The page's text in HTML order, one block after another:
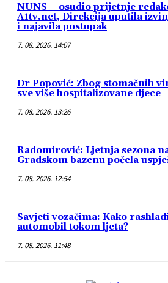
NUNS – osudio prijetnje
A1tv.net, Direkcija uputila
i najavila postupak
7. 08. 2026. 14:07
Dr Popović: Zbog stomačnih
sve više hospitalizovane djece
7. 08. 2026. 13:26
Radomirović: Ljetnja sezona
Gradskom bazenu počela
7. 08. 2026. 12:54
Savjeti vozačima: Kako
automobil tokom ljeta?
7. 08. 2026. 11:48